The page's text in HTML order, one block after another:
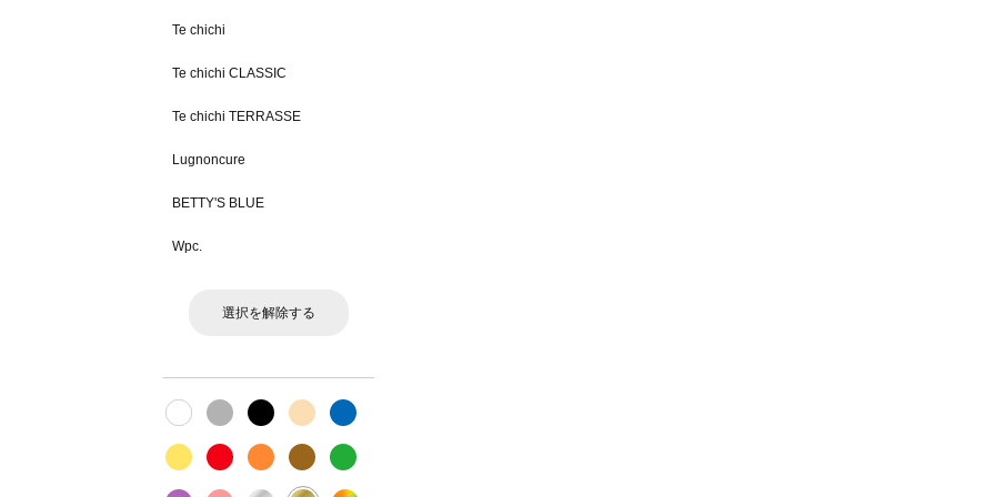
Te chichi
Te chichi CLASSIC
Te chichi TERRASSE
Lugnoncure
BETTY'S BLUE
Wpc.
選択を解除する